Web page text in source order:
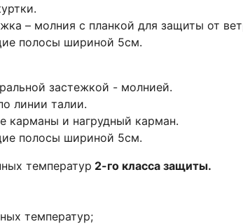
– молния с планкой для защиты от
полосы шириной 5см.
застежкой - молнией.
линии талии.
карманы и нагрудный карман.
полосы шириной 5см.
температур 2-го класса защиты.
температур;